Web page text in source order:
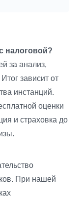
налоговой?
за анализ,
зависит от
инстанций.
оценки
и страховка до
При нашей